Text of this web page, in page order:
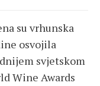
su vrhunska
osvojila
svjetskom
Wine Awards